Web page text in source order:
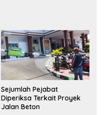
Sejumlah Pejabat
Diperiksa Terkait Proyek
Jalan Beton